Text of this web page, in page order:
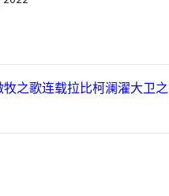
牧之歌连载拉比柯澜濯大卫